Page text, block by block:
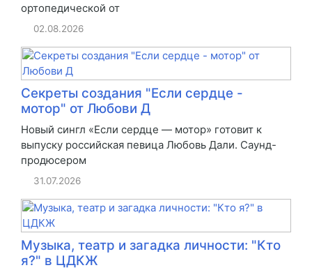
ортопедической от
02.08.2026
Секреты создания "Если сердце -
мотор" от Любови Д
Новый сингл «Если сердце — мотор» готовит к
выпуску российская певица Любовь Дали. Саунд-
продюсером
31.07.2026
Музыка, театр и загадка личности: "Кто
я?" в ЦДКЖ